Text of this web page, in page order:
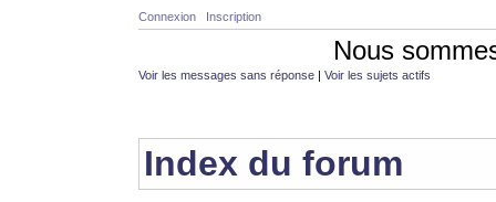
Connexion Inscription
Nous
Voir les messages sans réponse | Voir les sujets actifs
Index du forum